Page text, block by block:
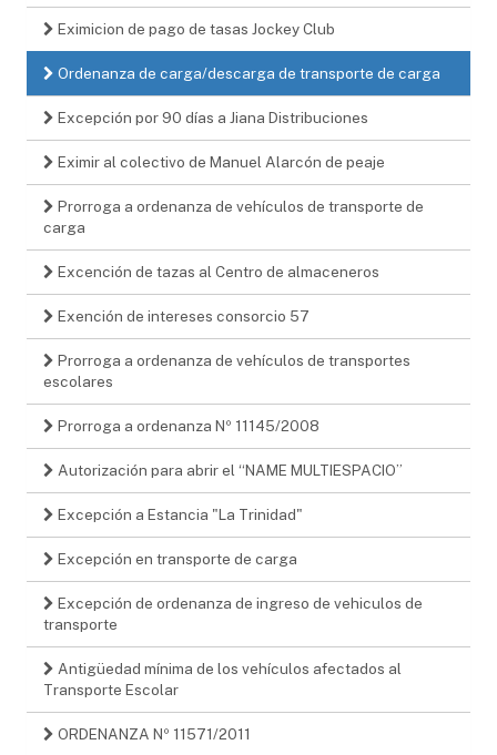
Eximicion de pago de tasas Jockey Club
Ordenanza de carga/descarga de transporte de carga
Excepción por 90 días a Jiana Distribuciones
Eximir al colectivo de Manuel Alarcón de peaje
Prorroga a ordenanza de vehículos de transporte de
carga
Excención de tazas al Centro de almaceneros
Exención de intereses consorcio 57
Prorroga a ordenanza de vehículos de transportes
escolares
Prorroga a ordenanza Nº 11145/2008
Autorización para abrir el “NAME MULTIESPACIO”
Excepción a Estancia "La Trinidad"
Excepción en transporte de carga
Excepción de ordenanza de ingreso de vehiculos de
transporte
Antigüedad mínima de los vehículos afectados al
Transporte Escolar
ORDENANZA Nº 11571/2011